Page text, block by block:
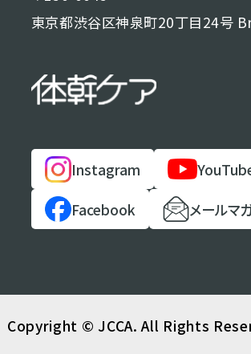
東京都渋谷区神泉町20丁目24号
Instagram
Facebook
メールマ
Copyright © JCCA. All Rights